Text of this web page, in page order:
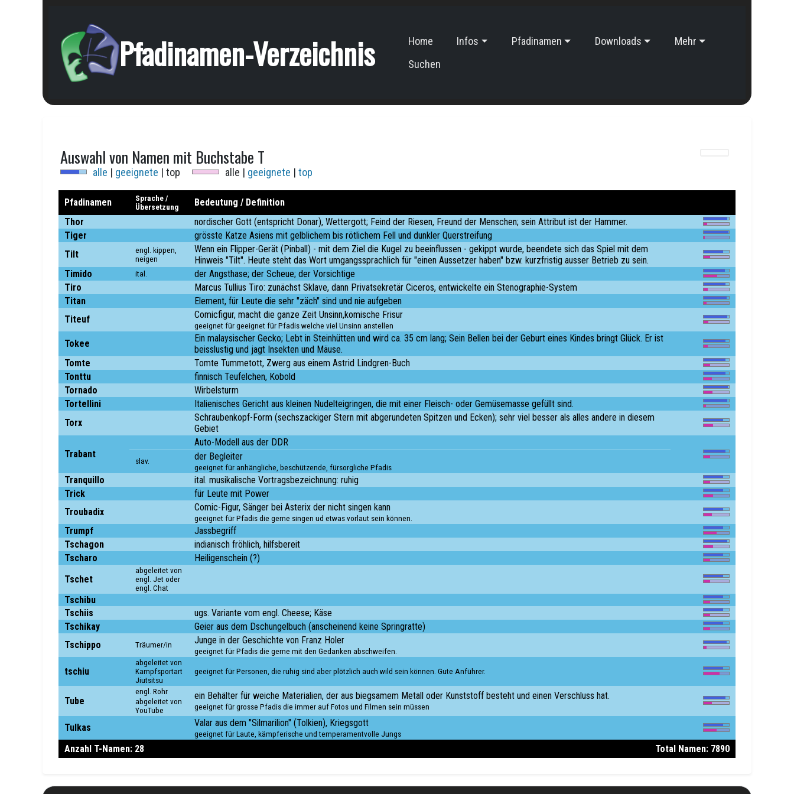
Pfadinamen-Verzeichnis Home Infos Pfadinamen Downloads
Mehr
Suchen
Auswahl von Namen mit Buchstabe T
alle | geeignete | top alle | geeignete | top
Pfadinamen
Sprache /
Übersetzung
Bedeutung / Definition
Thor
nordischer Gott (entspricht Donar), Wettergott; Feind der Riesen, Freund der Menschen; sein Attribut ist der Hammer.
Tiger
grösste Katze Asiens mit gelblichem bis rötlichem Fell und dunkler Querstreifung
Tilt
engl. kippen,
neigen
Wenn ein Flipper-Gerät (Pinball) - mit dem Ziel die Kugel zu beeinflussen - gekippt wurde, beendete sich das Spiel mit dem
Hinweis "Tilt". Heute steht das Wort umgangssprachlich für "einen Aussetzer haben" bzw. kurzfristig ausser Betrieb zu sein.
Timido
ital.
der Angsthase; der Scheue; der Vorsichtige
Tiro
Marcus Tullius Tiro: zunächst Sklave, dann Privatsekretär Ciceros, entwickelte ein Stenographie-System
Titan
Element, für Leute die sehr "zäch" sind und nie aufgeben
Titeuf
Comicfigur, macht die ganze Zeit Unsinn,komische Frisur
geeignet für geeignet für Pfadis welche viel Unsinn anstellen
Tokee
Ein malaysischer Gecko; Lebt in Steinhütten und wird ca. 35 cm lang; Sein Bellen bei der Geburt eines Kindes bringt Glück. Er ist
beisslustig und jagt Insekten und Mäuse.
Tomte
Tomte Tummetott, Zwerg aus einem Astrid Lindgren-Buch
Tonttu
finnisch Teufelchen, Kobold
Tornado
Wirbelsturm
Tortellini
Italienisches Gericht aus kleinen Nudelteigringen, die mit einer Fleisch- oder Gemüsemasse gefüllt sind.
Torx
Schraubenkopf-Form (sechszackiger Stern mit abgerundeten Spitzen und Ecken); sehr viel besser als alles andere in diesem
Gebiet
Trabant
Auto-Modell aus der DDR
slav. der Begleiter
geeignet für anhängliche, beschützende, fürsorgliche Pfadis
Tranquillo
ital. musikalische Vortragsbezeichnung: ruhig
Trick
für Leute mit Power
Troubadix
Comic-Figur, Sänger bei Asterix der nicht singen kann
geeignet für Pfadis die gerne singen ud etwas vorlaut sein können.
Trumpf
Jassbegriff
Tschagon
indianisch fröhlich, hilfsbereit
Tscharo
Heiligenschein (?)
Tschet
abgeleitet von
engl. Jet oder
engl. Chat
Tschibu
Tschiis
ugs. Variante vom engl. Cheese; Käse
Tschikay
Geier aus dem Dschungelbuch (anscheinend keine Springratte)
Tschippo
Träumer/in Junge in der Geschichte von Franz Holer
geeignet für Pfadis die gerne mit den Gedanken abschweifen.
tschiu
abgeleitet von
Kampfsportart
Jiutsitsu
geeignet für Personen, die ruhig sind aber plötzlich auch wild sein können. Gute Anführer.
Tube
engl. Rohr
abgeleitet von
YouTube
ein Behälter für weiche Materialien, der aus biegsamem Metall oder Kunststoff besteht und einen Verschluss hat.
geeignet für grosse Pfadis die immer auf Fotos und Filmen sein müssen
Tulkas Valar aus dem "Silmarilion" (Tolkien), Kriegsgott
geeignet für Laute, kämpferische und temperamentvolle Jungs
Anzahl T-Namen: 28 Total Namen: 7890